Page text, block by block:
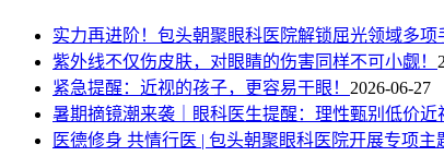
实力再进阶！包头朝聚眼科医院解锁屈光领域多项
紫外线不仅伤皮肤，对眼睛的伤害同样不可小觑！
紧急提醒：近视的孩子，更容易干眼！ 2026-06-27
暑期摘镜潮来袭｜眼科医生提醒：理性甄别低价
医德修身 共情行医 | 包头朝聚眼科医院开展专项